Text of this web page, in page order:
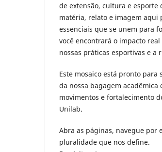
de extensão, cultura e esporte
matéria, relato e imagem aqui
essenciais que se unem para
você encontrará o impacto
nossas práticas esportivas e a
Este mosaico está pronto
da nossa bagagem
movimentos e fortalecimento
Unilab.
Abra as páginas, navegue por
pluralidade que nos define.